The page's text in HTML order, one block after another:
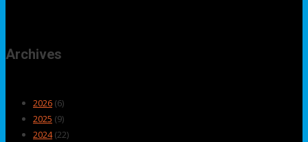
Archives
2026 (6)
2025 (9)
2024(22)